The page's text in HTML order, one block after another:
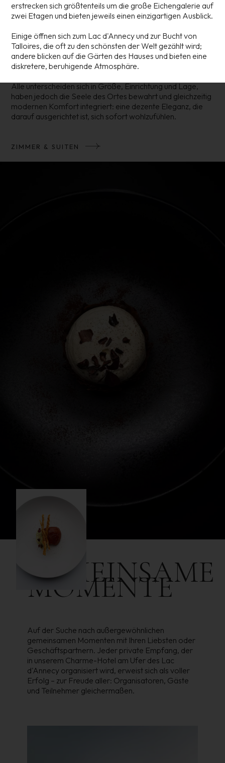
erstrecken sich größtenteils um die große Eichengalerie auf
zwei Etagen und bieten jeweils einen einzigartigen Ausblick.
Einige öffnen sich zum Lac d'Annecy und zur Bucht von
Talloires, die oft zu den schönsten der Welt gezählt wird;
andere blicken auf die Gärten des Hauses und bieten eine
diskretere, beruhigende Atmosphäre.
Alle unterscheiden sich in Größe, Einrichtung und Lage,
haben jedoch die Seele des Ortes bewahrt und gleichzeitig
modernen Komfort integriert: eine dezente Eleganz, die
darauf ausgerichtet ist, sich sofort wohlzufühlen.
ZIMMER & SUITEN
GEMEINSAME
MOMENTE
Auf der Suche nach außergewöhnlichen
gemeinsamen Momenten mit Ihren Liebsten oder
Geschäftspartnern. Jeder private Empfang, der
in unserem Charme-Hotel am Ufer des Lac
d'Annecy organisiert wird, erweist sich als voller
Erfolg – zur Freude aller: Organisatoren, Gäste
und Teilnehmer gleichermaßen.